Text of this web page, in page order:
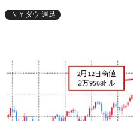
ＮＹダウ 週足